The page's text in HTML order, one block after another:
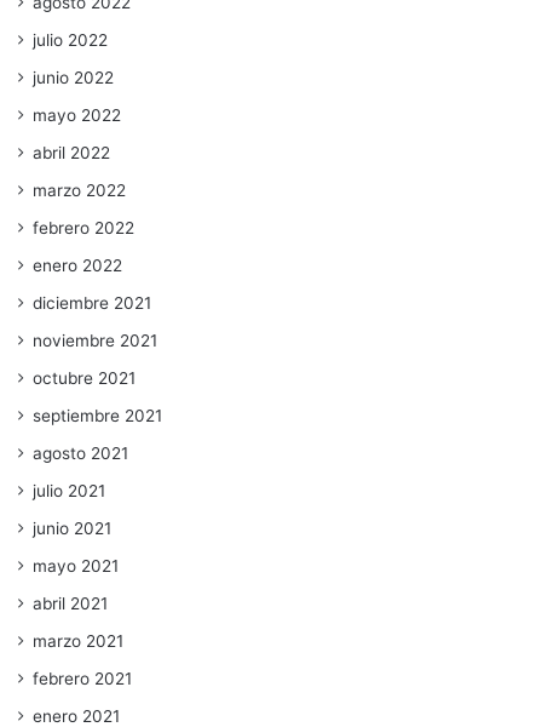
julio 2022
junio 2022
mayo 2022
abril 2022
marzo 2022
febrero 2022
enero 2022
diciembre 2021
noviembre 2021
octubre 2021
septiembre 2021
agosto 2021
julio 2021
junio 2021
mayo 2021
abril 2021
marzo 2021
febrero 2021
enero 2021